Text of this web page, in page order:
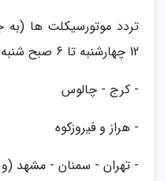
تردد موتورسیکلت ها (به
12 چهارشنبه تا 6 صبح شنبه در محورهای زیر ممنوع است:
- کرج - چالوس
- هراز و فیروزکوه
- تهران - سمنان - مشهد